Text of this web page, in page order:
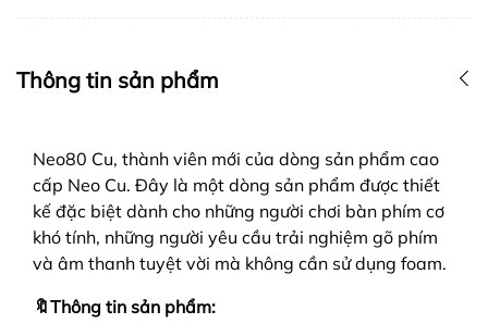
Thông tin sản phẩm
Neo80 Cu, thành viên mới của dòng sản phẩm cao
cấp Neo Cu. Đây là một dòng sản phẩm được thiết
kế đặc biệt dành cho những người chơi bàn phím cơ
khó tính, những người yêu cầu trải nghiệm gõ phím
và âm thanh tuyệt vời mà không cần sử dụng foam.
🔖Thông tin sản phẩm: